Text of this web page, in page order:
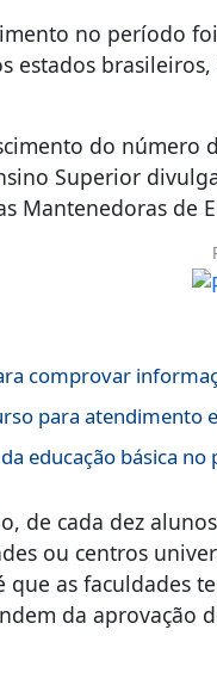
no período
estados
do número
Superior
Mantenedoras de
comprovar
para atendimento
educação básica no
de cada dez
ou centros
as faculdades
da aprovação